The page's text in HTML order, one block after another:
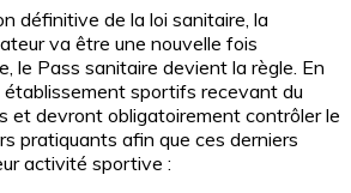
définitive de la loi sanitaire, la
va être une nouvelle fois
le Pass sanitaire devient la règle. En
établissement sportifs recevant du
et devront obligatoirement contrôler le
pratiquants afin que ces derniers
activité sportive :